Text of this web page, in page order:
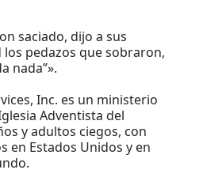
saciado, dijo a sus
los pedazos que sobraron,
nada”».
Inc. es un ministerio
Adventista del
y adultos ciegos, con
en Estados Unidos y en